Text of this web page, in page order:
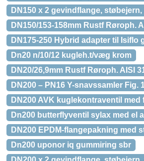
DN150 x 2 gevindflange,
DN150/153-158mm Rustf Røroph.
DN175-250 Hybrid adapter til Isiflo
Dn20 n/10/12 kugleh.t/væg krom
DN20/26,9mm Rustf Røroph. AISI
DN200 – PN16 Y-snavssamler Fig.
DN200 AVK kuglekontraventil
Dn200 butterflyventil sylax med el
DN200 EPDM-flangepakning med
Dn200 uponor iq gummiring sbr